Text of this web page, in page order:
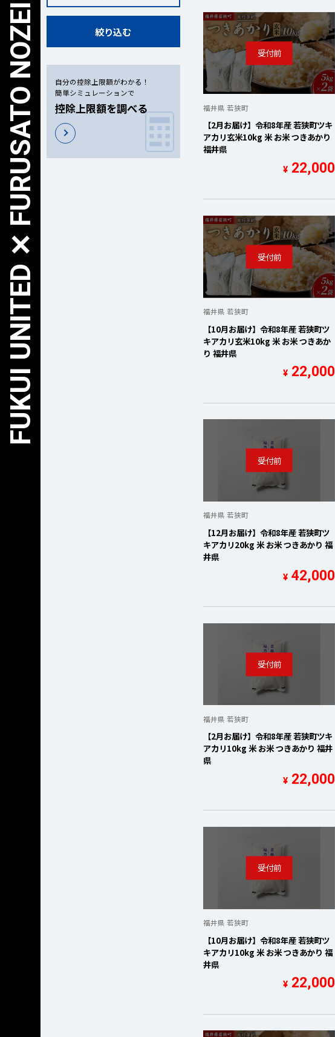
FUKUI UNITED ✕ FURUSATO NOZEI 絞り込む
自分の控除上限額がわかる！
簡単シミュレーションで
控除上限額を調べる 福井県 若狭町
【2月お届け】令和8年産 若狭町ツキ
アカリ玄米10kg 米 お米 つきあかり
福井県
¥ 22,000
福井県 若狭町
【10月お届け】令和8年産 若狭町ツ
キアカリ玄米10kg 米 お米 つきあか
り 福井県
¥ 22,000
福井県 若狭町
【12月お届け】令和8年産 若狭町ツ
キアカリ20kg 米 お米 つきあかり 福
井県
¥ 42,000
福井県 若狭町
【2月お届け】令和8年産 若狭町ツキ
アカリ10kg 米 お米 つきあかり 福井
県
¥ 22,000
福井県 若狭町
【10月お届け】令和8年産 若狭町ツ
キアカリ10kg 米 お米 つきあかり 福
井県
¥ 22,000